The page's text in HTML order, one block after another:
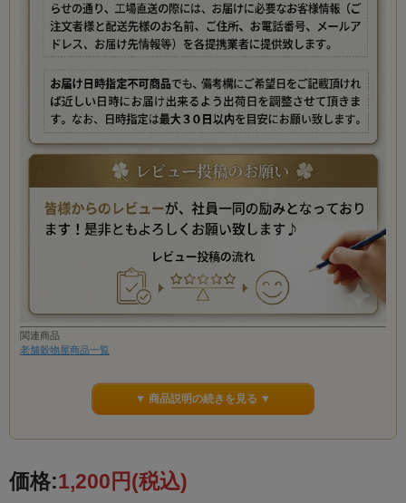
関連商品
老舗穀物屋商品一覧
▼ 商品説明の続きを見る ▼
価格:1,200円(税込)